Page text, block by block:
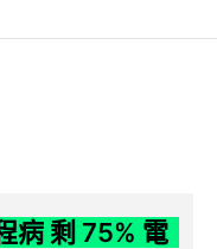
病 剩 75% 電